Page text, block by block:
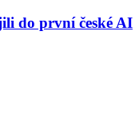
do první české AI